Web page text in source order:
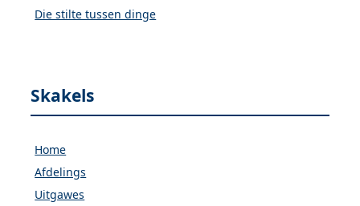
Die stilte tussen dinge
Skakels
Home
Afdelings
Uitgawes